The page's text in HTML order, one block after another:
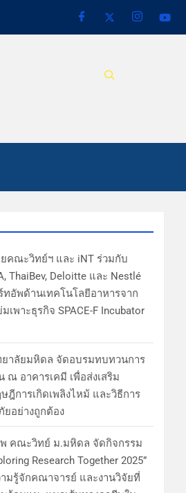
คณะวิทย์ฯ และ iNT ร่วมกับ
ThaiBev, Deloitte และ Nestlé
ทอัพด้านเทคโนโลยีอาหารจาก
พาะธุรกิจ SPACE-F Incubator
าลัยมหิดล จัดอบรมทบทวนการ
อาคารเคมี เพื่อส่งเสริม
ฎีการเกิดเพลิงไหม้ และวิธีการ
ยอย่างถูกต้อง
คณะวิทย์ ม.มหิดล จัดกิจกรรม
Research Together 2025”
มรู้จักคณาจารย์ และงานวิจัยที่